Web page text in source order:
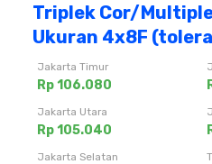
Triplek Cor/
Ukuran 4x8F
Jakarta Timur
Rp 106.080
Jakarta Utara
Rp 105.040
Jakarta Selatan